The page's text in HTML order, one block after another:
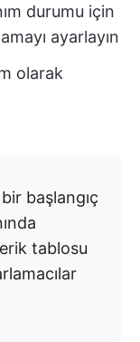
durumu için
ayarlayın
olarak
bir başlangıç
tablosu